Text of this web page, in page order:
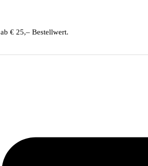
ab € 25,– Bestellwert.